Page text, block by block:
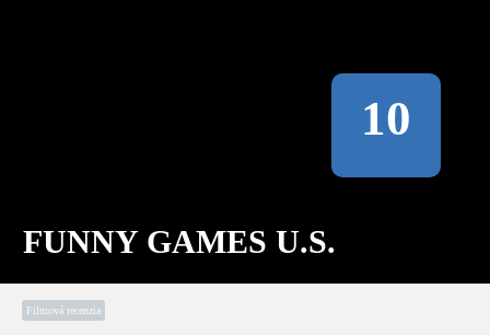
FUNNY GAMES U.S.
10
Filmová recenzia